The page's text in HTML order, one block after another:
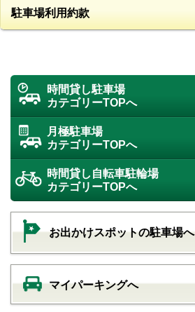
駐車場利用約款
時間貸し駐車場
カテゴリーTOPへ
月極駐車場
カテゴリーTOPへ
時間貸し自転車駐輪場
カテゴリーTOPへ
お出かけスポットの駐車場へ
マイパーキングへ